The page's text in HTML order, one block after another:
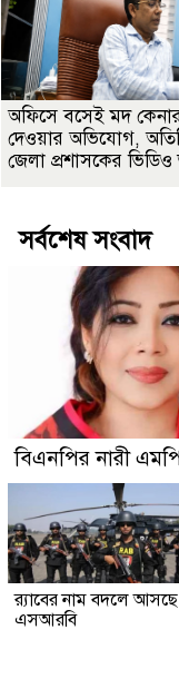
অফিসে বসেই মদ
দেওয়ার অভিযোগ,
জেলা প্রশাসকের
সর্বশেষ সংবাদ
বিএনপির নারী
র‍্যাবের নাম বদলে আসছে
এসআরবি